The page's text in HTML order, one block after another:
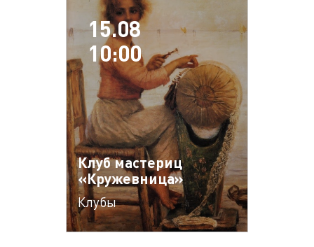
15.08
10:00
Клуб мастериц
«Кружевница»
Клубы